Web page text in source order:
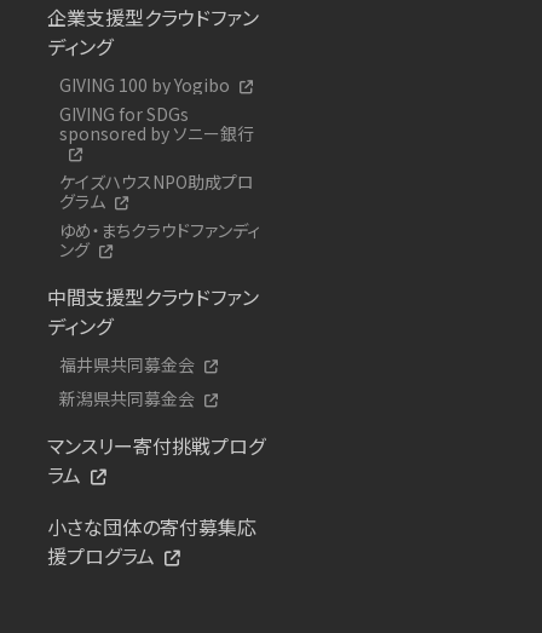
企業支援型クラウドファン
ディング
GIVING 100 by Yogibo
GIVING for SDGs
sponsored by ソニー銀行
ケイズハウスNPO助成プロ
グラム
ゆめ・まちクラウドファンディ
ング
中間支援型クラウドファン
ディング
福井県共同募金会
新潟県共同募金会
マンスリー寄付挑戦プログ
ラム
小さな団体の寄付募集応
援プログラム